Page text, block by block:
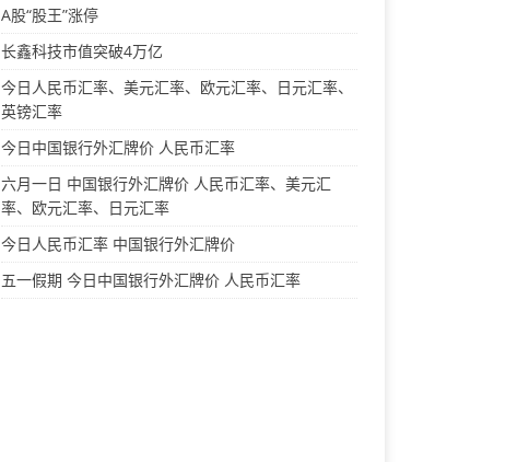
A股“股王”涨停
长鑫科技市值突破4万亿
今日人民币汇率、美元汇率、欧元汇率、日元汇率、
英镑汇率
今日中国银行外汇牌价 人民币汇率
六月一日 中国银行外汇牌价 人民币汇率、美元汇
率、欧元汇率、日元汇率
今日人民币汇率 中国银行外汇牌价
五一假期 今日中国银行外汇牌价 人民币汇率